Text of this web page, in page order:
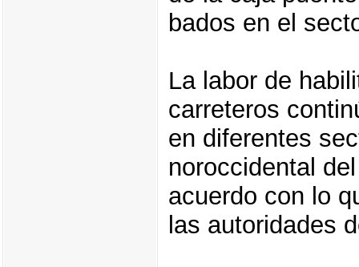
bados en el
La labor de
carreteros
en diferentes
noroccidental
acuerdo con lo
las autoridades